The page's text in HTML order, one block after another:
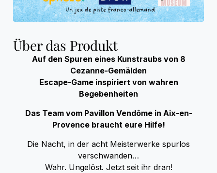
Über das Produkt
Auf den Spuren eines Kunstraubs von 8
Cezanne-Gemälden
Escape-Game inspiriert von wahren
Begebenheiten
Das Team vom Pavillon Vendôme in Aix-en-
Provence braucht eure Hilfe!
Die Nacht, in der acht Meisterwerke spurlos
verschwanden…
Wahr. Ungelöst. Jetzt seit ihr dran!